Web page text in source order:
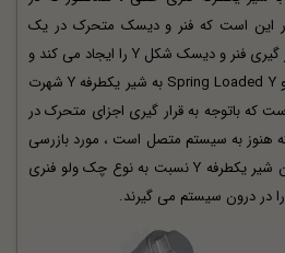
، در این است که فنر و دیسک متحرک در یک
زاویه قرار می گیرند. ترتیب قرار گیری فنر و دیسک شکل Y را ایجاد می کند و
به همین دلیل این نوع چک ولو Spring Loaded Y به شیر یکطرفه Y شهرت
که باتوجه به قرار گیری اجزای متحرک در
هنوز به سیستم متصل است ، مورد بازرسی
و سرویس قرار گیرند و همچنین شیر یکطرفه Y نسبت به نوع چک ولو فنری
در درون سیستم می گیرند.